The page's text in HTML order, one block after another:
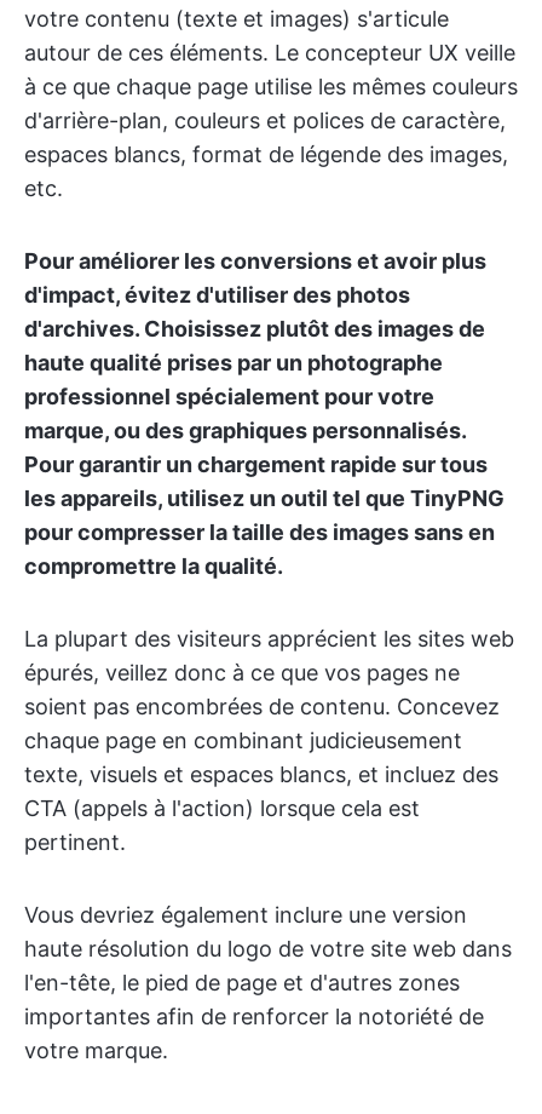
votre contenu (texte et images) s'articule
autour de ces éléments. Le concepteur UX veille
à ce que chaque page utilise les mêmes couleurs
d'arrière-plan, couleurs et polices de caractère,
espaces blancs, format de légende des images,
etc.
Pour améliorer les conversions et avoir plus
d'impact, évitez d'utiliser des photos
d'archives. Choisissez plutôt des images de
haute qualité prises par un photographe
professionnel spécialement pour votre
marque, ou des graphiques personnalisés.
Pour garantir un chargement rapide sur tous
les appareils, utilisez un outil tel que TinyPNG
pour compresser la taille des images sans en
compromettre la qualité.
La plupart des visiteurs apprécient les sites web
épurés, veillez donc à ce que vos pages ne
soient pas encombrées de contenu. Concevez
chaque page en combinant judicieusement
texte, visuels et espaces blancs, et incluez des
CTA (appels à l'action) lorsque cela est
pertinent.
Vous devriez également inclure une version
haute résolution du logo de votre site web dans
l'en-tête, le pied de page et d'autres zones
importantes afin de renforcer la notoriété de
votre marque.